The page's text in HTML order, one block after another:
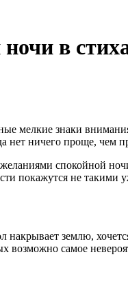
в
мелкие знаки
нет ничего проще, чем
спокойной
покажутся не
накрывает землю,
возможно самое